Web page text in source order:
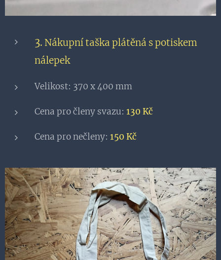
3. Nákupní taška plátěná s potiskem
nálepek
Velikost: 370 x 400 mm
Cena pro členy svazu: 130 Kč
Cena pro nečleny: 150 Kč